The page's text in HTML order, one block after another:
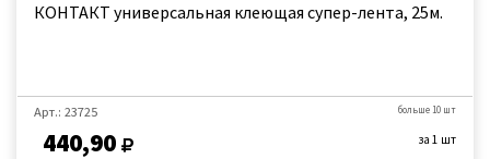
КОНТАКТ универсальная клеющая супер-лента, 25м.
Арт.: 23725
440,90
больше 10 шт
за 1 шт